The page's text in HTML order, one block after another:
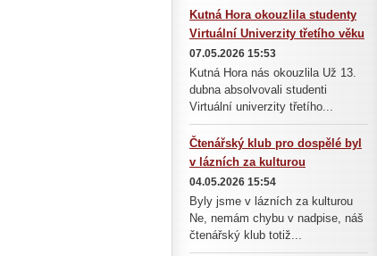
Kutná Hora okouzlila studenty
Virtuální Univerzity třetího věku
07.05.2026 15:53
Kutná Hora nás okouzlila Už 13.
dubna absolvovali studenti
Virtuální univerzity třetího...
Čtenářský klub pro dospělé byl
v lázních za kulturou
04.05.2026 15:54
Byly jsme v lázních za kulturou
Ne, nemám chybu v nadpise, náš
čtenářský klub totiž...